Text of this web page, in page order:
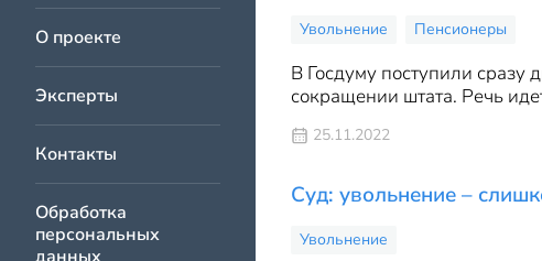
О проекте
Эксперты
Контакты
Обработка
персональных
Увольнение Пенсионеры
В Госдуму поступили
сокращении штата. Речь
25.11.2022
Суд: увольнение –
Увольнение